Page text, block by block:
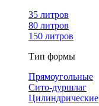
35 литров
80 литров
150 литров
Тип формы
Прямоугольные
Сито-дуршлаг
Цилиндрические